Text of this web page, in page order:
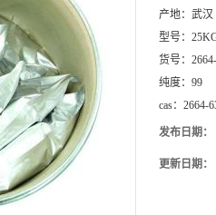
产地： 武汉
型号：
货号：
纯度： 99
cas： 2664-
发布日期：
更新日期：